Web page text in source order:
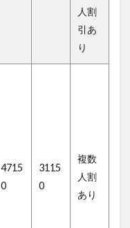
人割
引あ
り
4715
0
3115
0
複数
人割
あり